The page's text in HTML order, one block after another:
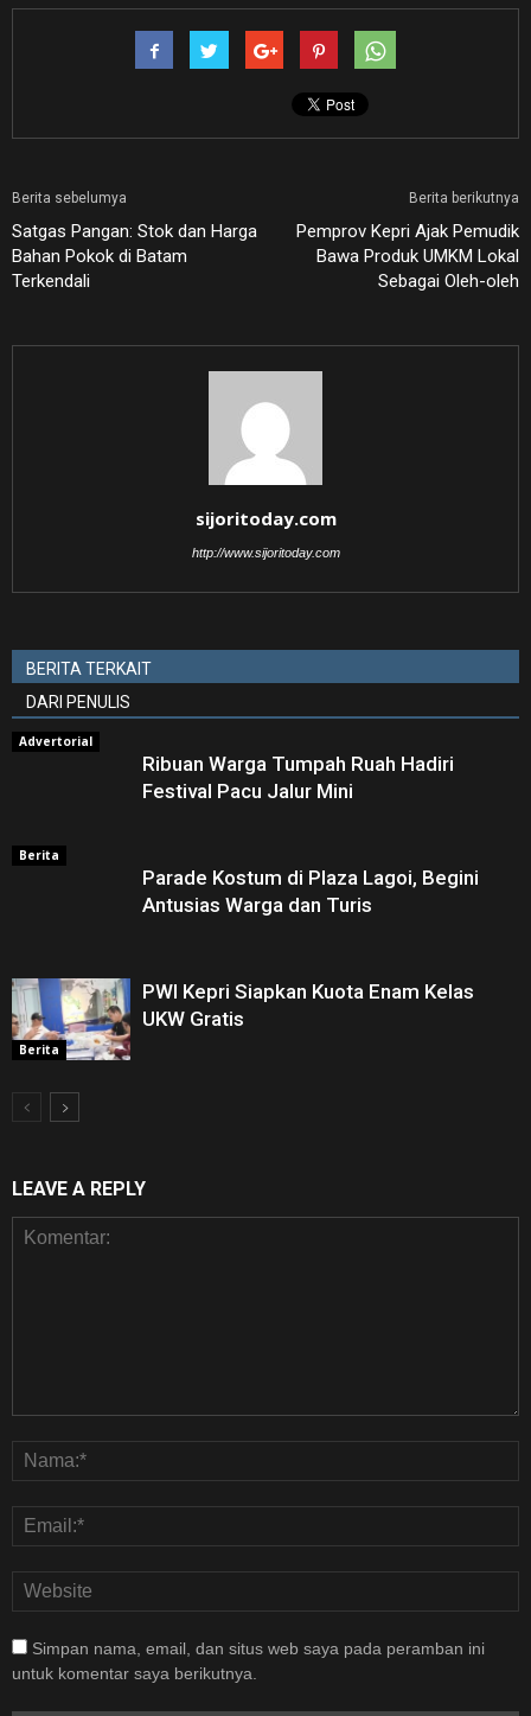
Berita sebelumya
Satgas Pangan: Stok dan Harga
Bahan Pokok di Batam
Terkendali
Berita berikutnya
Pemprov Kepri Ajak Pemudik
Bawa Produk UMKM Lokal
Sebagai Oleh-oleh
sijoritoday.com
http://www.sijoritoday.com
BERITA TERKAIT
DARI PENULIS
Advertorial
Ribuan Warga Tumpah Ruah Hadiri
Festival Pacu Jalur Mini
Berita
Parade Kostum di Plaza Lagoi, Begini
Antusias Warga dan Turis
Berita
PWI Kepri Siapkan Kuota Enam Kelas
UKW Gratis
LEAVE A REPLY
Simpan nama, email, dan situs web saya pada peramban ini
untuk komentar saya berikutnya.